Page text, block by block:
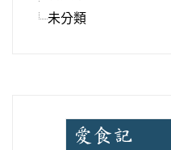
未分類